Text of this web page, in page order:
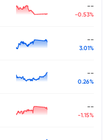
--
-0.53%
--
3.01%
--
0.26%
--
-1.15%